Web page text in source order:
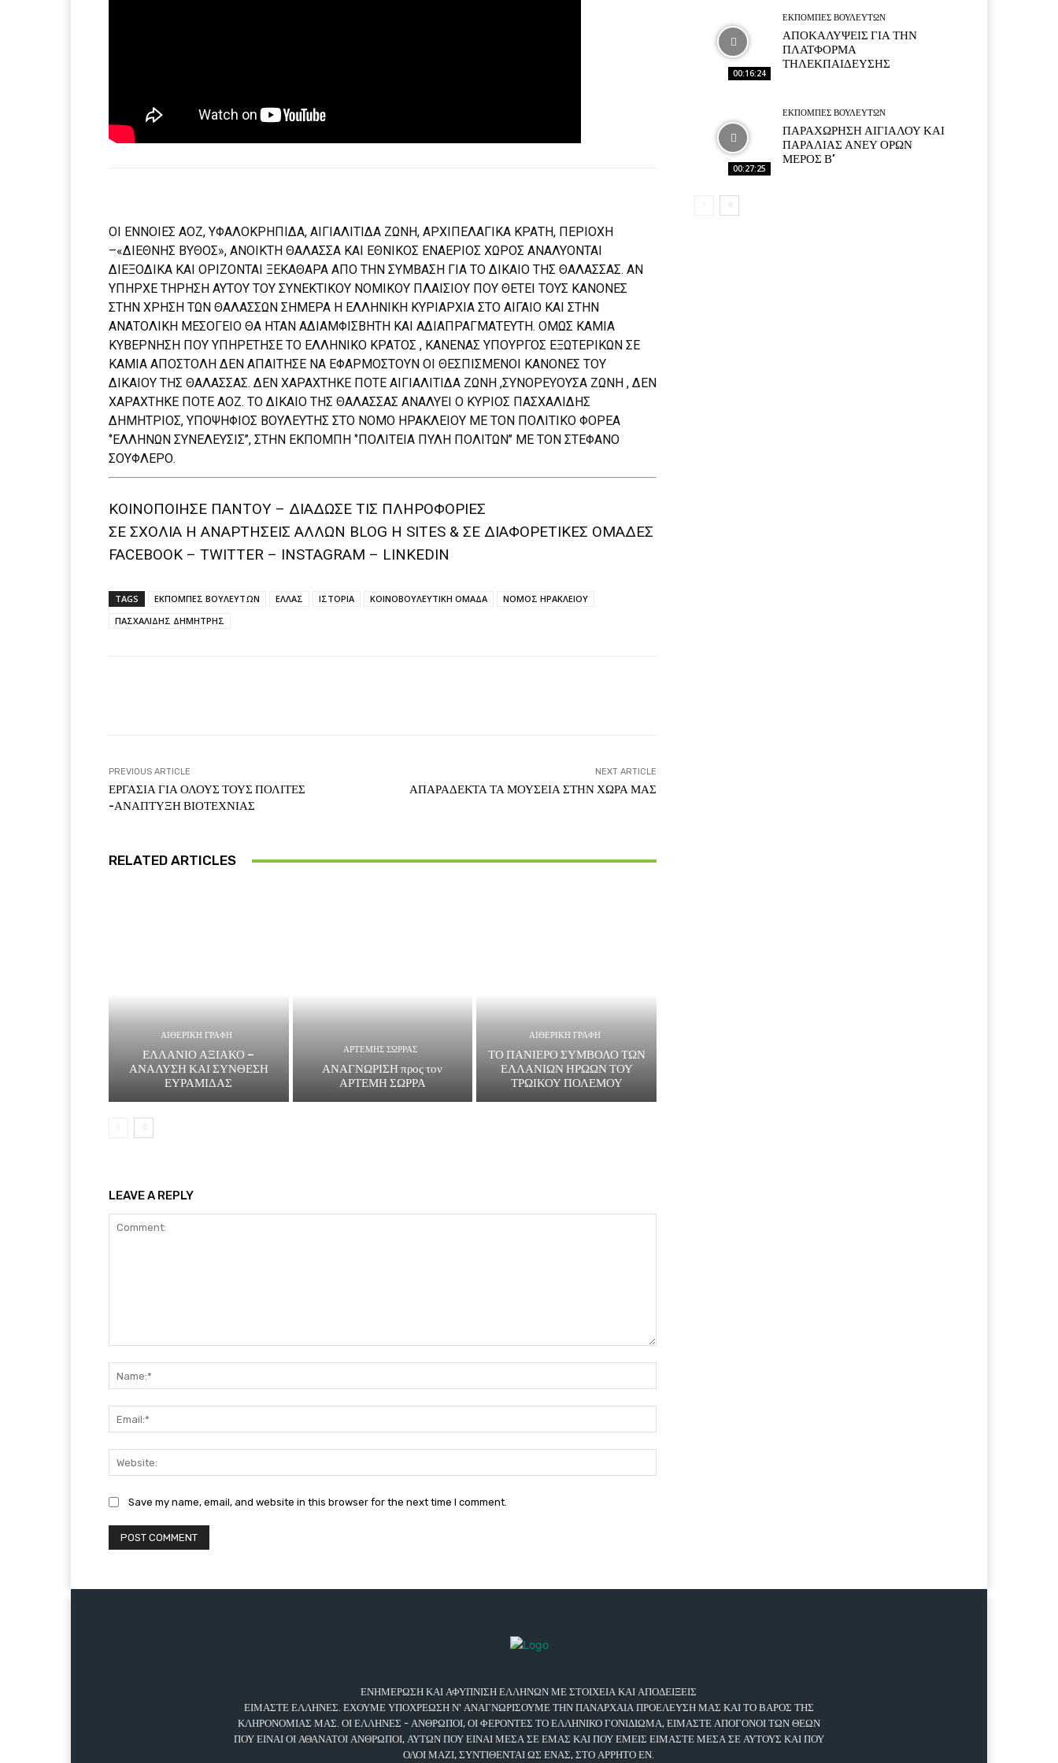
ΟΙ ΕΝΝΟΙΕΣ ΑΟΖ, ΥΦΑΛΟΚΡΗΠΙΔΑ, ΑΙΓΙΑΛΙΤΙΔΑ ΖΩΝΗ, ΑΡΧΙΠΕΛΑΓΙΚΑ ΚΡΑΤΗ, ΠΕΡΙΟΧΗ
–«ΔΙΕΘΝΗΣ ΒΥΘΟΣ», ΑΝΟΙΚΤΗ ΘΑΛΑΣΣΑ ΚΑΙ ΕΘΝΙΚΟΣ ΕΝΑΕΡΙΟΣ ΧΩΡΟΣ ΑΝΑΛΥΟΝΤΑΙ
ΔΙΕΞΟΔΙΚΑ ΚΑΙ ΟΡΙΖΟΝΤΑΙ ΞΕΚΑΘΑΡΑ ΑΠΟ ΤΗΝ ΣΥΜΒΑΣΗ ΓΙΑ ΤΟ ΔΙΚΑΙΟ ΤΗΣ ΘΑΛΑΣΣΑΣ. ΑΝ
ΥΠΗΡΧΕ ΤΗΡΗΣΗ ΑΥΤΟΥ ΤΟΥ ΣΥΝΕΚΤΙΚΟΥ ΝΟΜΙΚΟΥ ΠΛΑΙΣΙΟΥ ΠΟΥ ΘΕΤΕΙ ΤΟΥΣ ΚΑΝΟΝΕΣ
ΣΤΗΝ ΧΡΗΣΗ ΤΩΝ ΘΑΛΑΣΣΩΝ ΣΗΜΕΡΑ Η ΕΛΛΗΝΙΚΗ ΚΥΡΙΑΡΧΙΑ ΣΤΟ ΑΙΓΑΙΟ ΚΑΙ ΣΤΗΝ
ΑΝΑΤΟΛΙΚΗ ΜΕΣΟΓΕΙΟ ΘΑ ΗΤΑΝ ΑΔΙΑΜΦΙΣΒΗΤΗ ΚΑΙ ΑΔΙΑΠΡΑΓΜΑΤΕΥΤΗ. ΟΜΩΣ ΚΑΜΙΑ
ΚΥΒΕΡΝΗΣΗ ΠΟΥ ΥΠΗΡΕΤΗΣΕ ΤΟ ΕΛΛΗΝΙΚΟ ΚΡΑΤΟΣ , ΚΑΝΕΝΑΣ ΥΠΟΥΡΓΟΣ ΕΞΩΤΕΡΙΚΩΝ ΣΕ
ΚΑΜΙΑ ΑΠΟΣΤΟΛΗ ΔΕΝ ΑΠΑΙΤΗΣΕ ΝΑ ΕΦΑΡΜΟΣΤΟΥΝ ΟΙ ΘΕΣΠΙΣΜΕΝΟΙ ΚΑΝΟΝΕΣ ΤΟΥ
ΔΙΚΑΙΟΥ ΤΗΣ ΘΑΛΑΣΣΑΣ. ΔΕΝ ΧΑΡΑΧΤΗΚΕ ΠΟΤΕ ΑΙΓΙΑΛΙΤΙΔΑ ΖΩΝΗ ,ΣΥΝΟΡΕΥΟΥΣΑ ΖΩΝΗ , ΔΕΝ
ΧΑΡΑΧΤΗΚΕ ΠΟΤΕ ΑΟΖ. ΤΟ ΔΙΚΑΙΟ ΤΗΣ ΘΑΛΑΣΣΑΣ ΑΝΑΛΥΕΙ Ο ΚΥΡΙΟΣ ΠΑΣΧΑΛΙΔΗΣ
ΔΗΜΗΤΡΙΟΣ, ΥΠΟΨΗΦΙΟΣ ΒΟΥΛΕΥΤΗΣ ΣΤΟ ΝΟΜΟ ΗΡΑΚΛΕΙΟΥ ΜΕ ΤΟΝ ΠΟΛΙΤΙΚΟ ΦΟΡΕΑ
‘’ΕΛΛΗΝΩΝ ΣΥΝΕΛΕΥΣΙΣ’’, ΣΤΗΝ ΕΚΠΟΜΠΗ ‘’ΠΟΛΙΤΕΙΑ ΠΥΛΗ ΠΟΛΙΤΩΝ’’ ΜΕ ΤΟΝ ΣΤΕΦΑΝΟ
ΣΟΥΦΛΕΡΟ.
ΚΟΙΝΟΠΟΙΗΣΕ ΠΑΝΤΟΥ – ΔΙΑΔΩΣΕ ΤΙΣ ΠΛΗΡΟΦΟΡΙΕΣ
ΣΕ ΣΧΟΛΙΑ H ΑΝAΡΤΗΣΕΙΣ ΑΛΛΩΝ BLOG H SITES & ΣΕ ΔΙΑΦΟΡΕTIKEΣ ΟΜΑΔΕΣ
FACEBOOK – TWITTER – INSTAGRAM – LINKEDIN
TAGS ΕΚΠΟΜΠΕΣ ΒΟΥΛΕΥΤΩΝ ΕΛΛΑΣ ΙΣΤΟΡΙΑ ΚΟΙΝΟΒΟΥΛΕΥΤΙΚΗ ΟΜΑΔΑ
ΝΟΜΟΣ ΗΡΑΚΛΕΙΟΥ
ΠΑΣΧΑΛΙΔΗΣ ΔΗΜΗΤΡΗΣ
PREVIOUS ARTICLE
ΕΡΓΑΣΙΑ ΓΙΑ ΟΛΟΥΣ ΤΟΥΣ ΠΟΛΙΤΕΣ
-ΑΝΑΠΤΥΞΗ ΒΙΟΤΕΧΝΙΑΣ
NEXT ARTICLE
ΑΠΑΡΑΔΕΚΤΑ ΤΑ ΜΟΥΣΕΙΑ ΣΤΗΝ ΧΩΡΑ ΜΑΣ
RELATED ARTICLES
ΑΙΘΕΡΙΚΗ ΓΡΑΦΗ
ΕΛΛΑΝΙΟ ΑΞΙΑΚΟ –
ΑΝΑΛΥΣΗ ΚΑΙ ΣΥΝΘΕΣΗ
ΕΥΡΑΜΙΔΑΣ
ΑΡΤΕΜΗΣ ΣΩΡΡΑΣ
ΑΝΑΓΝΩΡΙΣΗ προς τον
ΑΡΤΕΜΗ ΣΩΡΡΑ
ΑΙΘΕΡΙΚΗ ΓΡΑΦΗ
ΤΟ ΠΑΝΙΕΡΟ ΣΥΜΒΟΛΟ ΤΩΝ
ΕΛΛΑΝΙΩΝ ΗΡΩΩΝ ΤΟΥ
ΤΡΩΙΚΟΥ ΠΟΛΕΜΟΥ
LEAVE A REPLY
Save my name, email, and website in this browser for the next time I comment.
00:16:24
ΕΚΠΟΜΠΕΣ ΒΟΥΛΕΥΤΩΝ
ΑΠΟΚΑΛΥΨΕΙΣ ΓΙΑ ΤΗΝ
ΠΛΑΤΦΟΡΜΑ
ΤΗΛΕΚΠΑΙΔΕΥΣΗΣ
00:27:25
ΕΚΠΟΜΠΕΣ ΒΟΥΛΕΥΤΩΝ
ΠΑΡΑΧΩΡΗΣΗ ΑΙΓΙΑΛΟΥ ΚΑΙ
ΠΑΡΑΛΙΑΣ ΑΝΕΥ ΟΡΩΝ
ΜΕΡΟΣ Β’
ΕΝΗΜΕΡΩΣΗ ΚΑΙ ΑΦΥΠΝΙΣΗ ΕΛΛΗΝΩΝ ΜΕ ΣΤΟΙΧΕΙΑ ΚΑΙ ΑΠΟΔΕΙΞΕΙΣ
ΕΙΜΑΣΤΕ ΕΛΛΗΝΕΣ. ΕΧΟΥΜΕ ΥΠΟΧΡΕΩΣΗ Ν' ΑΝΑΓΝΩΡΙΣΟΥΜΕ ΤΗΝ ΠΑΝΑΡΧΑΙΑ ΠΡΟΕΛΕΥΣΗ ΜΑΣ ΚΑΙ ΤΟ ΒΑΡΟΣ ΤΗΣ
ΚΛΗΡΟΝΟΜΙΑΣ ΜΑΣ. ΟΙ ΕΛΛΗΝΕΣ - ΑΝΘΡΩΠΟΙ, ΟΙ ΦΕΡΟΝΤΕΣ ΤΟ ΕΛΛΗΝΙΚΟ ΓΟΝΙΔΙΩΜΑ, ΕΙΜΑΣΤΕ ΑΠΟΓΟΝΟΙ ΤΩΝ ΘΕΩΝ
ΠΟΥ ΕΙΝΑΙ ΟΙ ΑΘΑΝΑΤΟΙ ΑΝΘΡΩΠΟΙ, ΑΥΤΩΝ ΠΟΥ ΕΙΝΑΙ ΜΕΣΑ ΣΕ ΕΜΑΣ ΚΑΙ ΠΟΥ ΕΜΕΙΣ ΕΙΜΑΣΤΕ ΜΕΣΑ ΣΕ ΑΥΤΟΥΣ ΚΑΙ ΠΟΥ
ΟΛΟΙ ΜΑΖΙ, ΣΥΝΤΙΘΕΝΤΑΙ ΩΣ ΕΝΑΣ, ΣΤΟ ΑΡΡΗΤΟ ΕΝ.